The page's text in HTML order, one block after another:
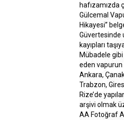
hafızamızda
Gülcemal
Hikayesi”
Güvertesinde
kayıpları
Mübadele gibi
eden
Ankara,
Trabzon,
Rize’de
arşivi olmak
AA Fotoğraf